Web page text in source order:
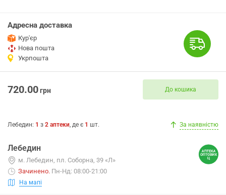
Адресна доставка
Кур'єр
Нова пошта
Укрпошта
720.00грн До кошика
Лебедин: 1 з 2 аптеки, де є 1 шт. За наявністю
Лебедин
м. Лебедин, пл. Соборна, 39 «Л»
Зачинено. Пн-Нд: 08:00-21:00
На мапі